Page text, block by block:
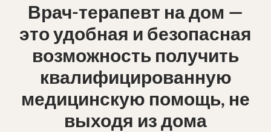
Врач-терапевт на дом —
это удобная и безопасная
возможность получить
квалифицированную
медицинскую помощь, не
выходя из дома